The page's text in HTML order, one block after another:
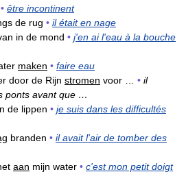
• être incontinent
de rug • il était en nage
in de mond • j'en ai l'eau à la bouche
maken • faire eau
door de Rijn stromen voor … • il
ponts avant que …
de lippen • je suis dans les difficultés
branden • il avait l'air de tomber des
aan mijn water • c'est mon petit doigt